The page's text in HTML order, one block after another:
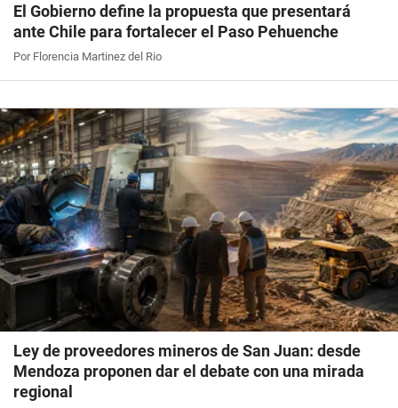
El Gobierno define la propuesta que presentará
ante Chile para fortalecer el Paso Pehuenche
Por Florencia Martinez del Rio
Ley de proveedores mineros de San Juan: desde
Mendoza proponen dar el debate con una mirada
regional